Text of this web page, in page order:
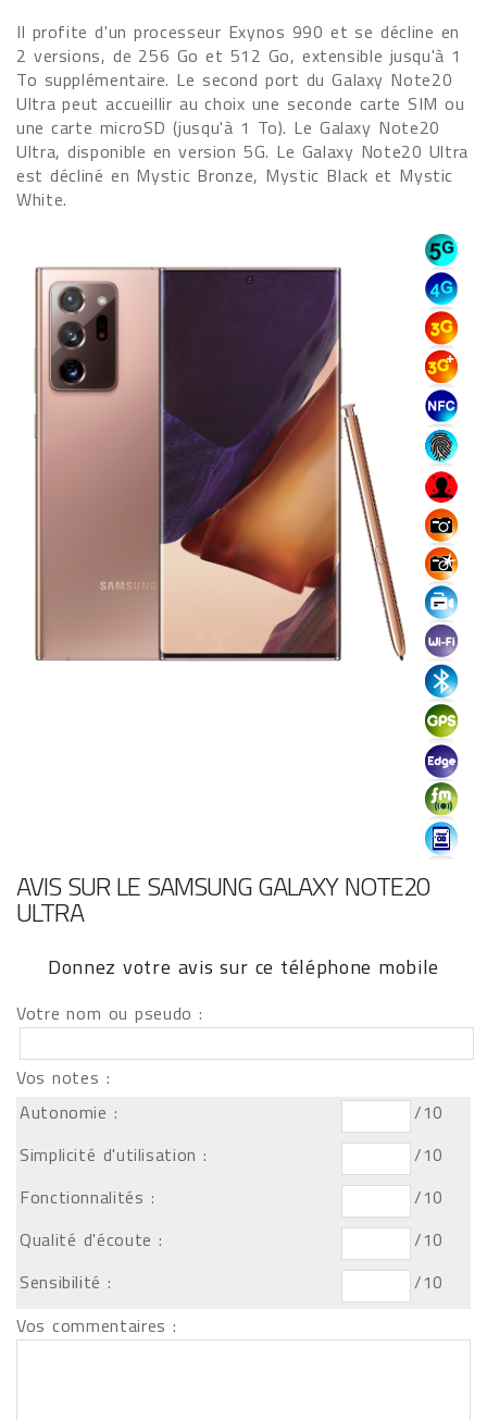
Il profite d'un processeur Exynos 990 et se décline en
2 versions, de 256 Go et 512 Go, extensible jusqu'à 1
To supplémentaire. Le second port du Galaxy Note20
Ultra peut accueillir au choix une seconde carte SIM ou
une carte microSD (jusqu'à 1 To). Le Galaxy Note20
Ultra, disponible en version 5G. Le Galaxy Note20 Ultra
est décliné en Mystic Bronze, Mystic Black et Mystic
White.
AVIS SUR LE SAMSUNG GALAXY NOTE20
ULTRA
Donnez votre avis sur ce téléphone mobile
Votre nom ou pseudo :
Vos notes :
Autonomie :
/10
Simplicité d'utilisation :
/10
Fonctionnalités :
/10
Qualité d'écoute :
/10
Sensibilité :
/10
Vos commentaires :